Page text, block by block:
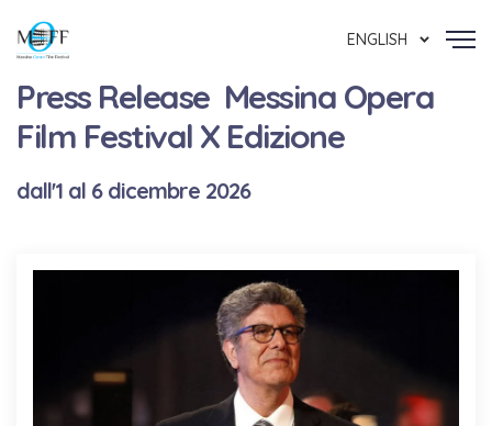
ENGLISH
Press Release Messina Opera
Film Festival X Edizione
dall'1 al 6 dicembre 2026